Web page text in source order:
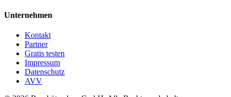
Unternehmen
Kontakt
Partner
Gratis testen
Impressum
Datenschutz
AVV